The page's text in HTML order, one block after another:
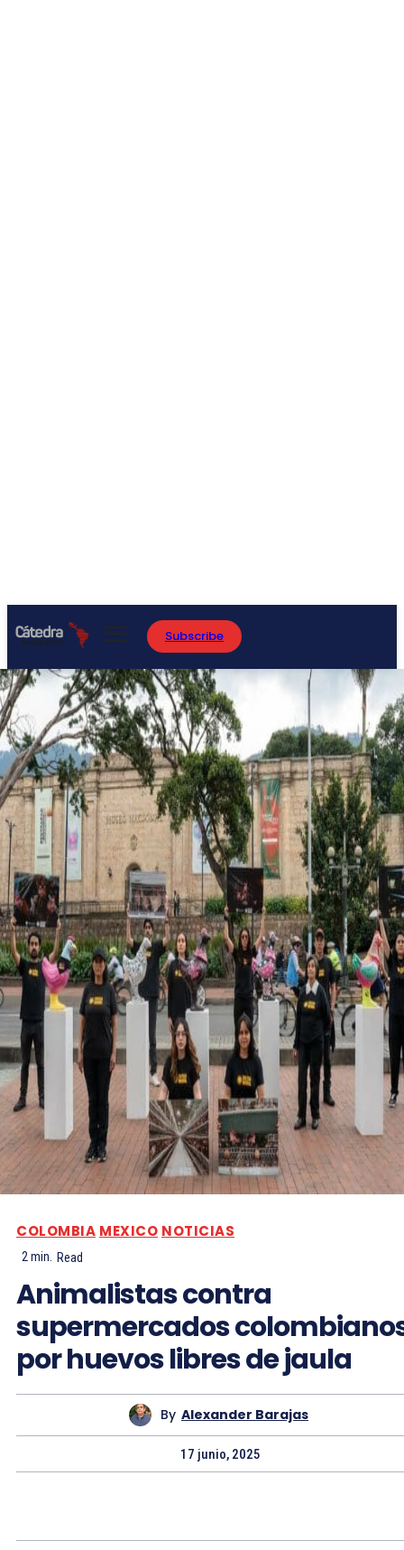
Subscribe
COLOMBIA MEXICO NOTICIAS
2min. Read
Animalistas contra
supermercados
por huevos libres de jaula
By Alexander Barajas
17 junio, 2025